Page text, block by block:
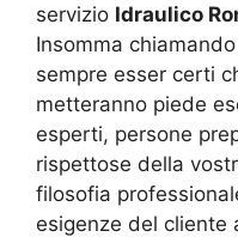
servizio Idraulico
Insomma
sempre esser certi
metteranno piede
esperti, persone
rispettose della
filosofia
esigenze del cliente